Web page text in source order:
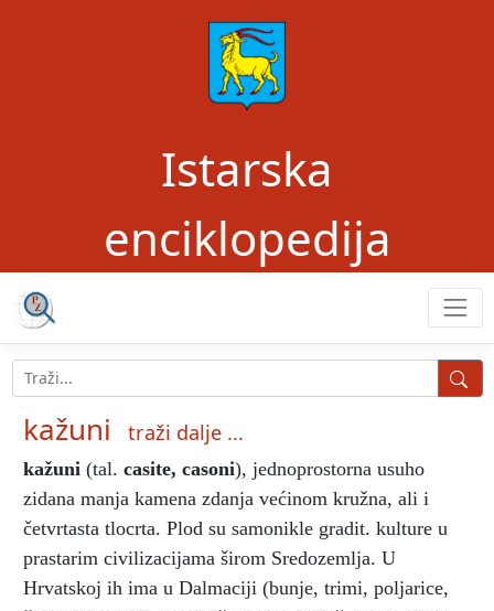
Istarska
enciklopedija
kažuni traži dalje ...
kažuni (tal. casite, casoni), jednoprostorna usuho
zidana manja kamena zdanja većinom kružna, ali i
četvrtasta tlocrta. Plod su samonikle gradit. kulture u
prastarim civilizacijama širom Sredozemlja. U
Hrvatskoj ih ima u Dalmaciji (bunje, trimi, poljarice,